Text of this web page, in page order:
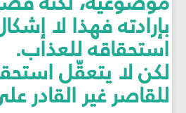
بإرادته فهذا لا
استحقاقه للعذاب.
لكن لا يتعقّل
للقاصر غير القادر